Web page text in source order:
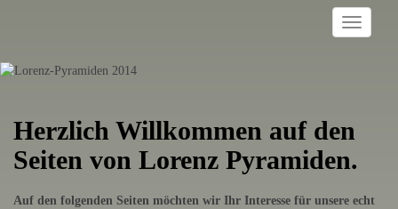
ein-/
Herzlich Willkommen auf den
Seiten von Lorenz Pyramiden.
Auf den folgenden Seiten möchten wir Ihr Interesse für unsere echt